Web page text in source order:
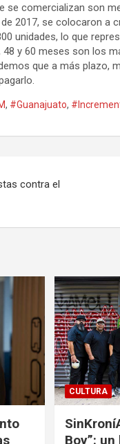
se comercializan son
2017, se colocaron a
unidades, lo que
y 60 meses son los
que a más plazo,
, #Guanajuato,
contra el
CULTURA
Boy”: